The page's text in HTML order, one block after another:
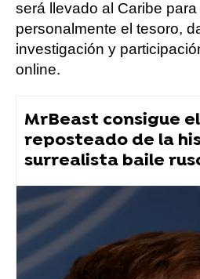
será llevado al Caribe
personalmente el tesoro,
investigación y
online.
MrBeast consigue
reposteado de la
surrealista baile